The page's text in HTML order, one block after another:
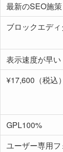
最新のSEO施策
ブロックエデ
表示速度が早い
¥17,600（税込）
GPL100%
ユーザー専用